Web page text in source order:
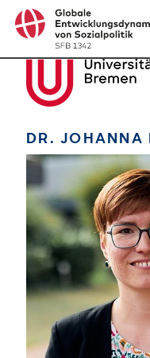
DR. JOHANNA